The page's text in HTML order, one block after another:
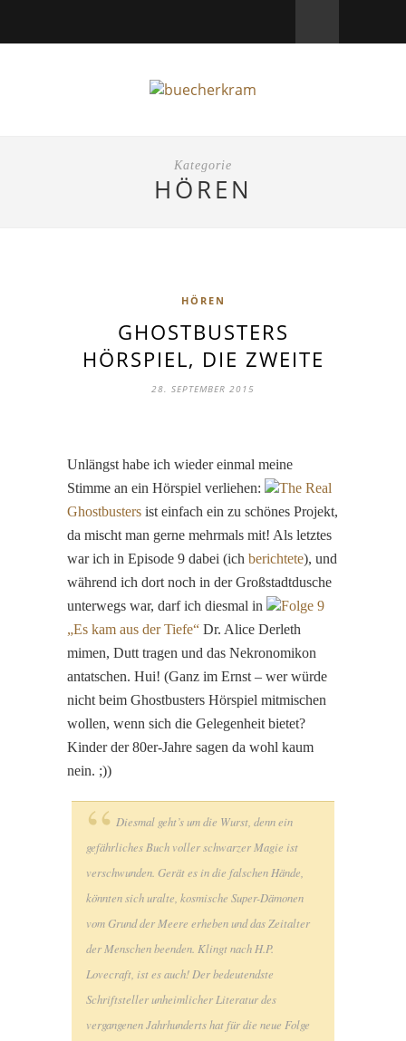
Kategorie
HÖREN
HÖREN
GHOSTBUSTERS
HÖRSPIEL, DIE ZWEITE
28. SEPTEMBER 2015
Unlängst habe ich wieder einmal meine
Stimme an ein Hörspiel verliehen:
The Real
Ghostbusters ist einfach ein zu schönes Projekt,
da mischt man gerne mehrmals mit! Als letztes
war ich in Episode 9 dabei (ich berichtete), und
während ich dort noch in der Großstadtdusche
unterwegs war, darf ich diesmal in
Folge 9
„Es kam aus der Tiefe“ Dr. Alice Derleth
mimen, Dutt tragen und das Nekronomikon
antatschen. Hui! (Ganz im Ernst – wer würde
nicht beim Ghostbusters Hörspiel mitmischen
wollen, wenn sich die Gelegenheit bietet?
Kinder der 80er-Jahre sagen da wohl kaum
nein. ;))
Diesmal geht’s um die Wurst, denn ein
gefährliches Buch voller schwarzer Magie ist
verschwunden. Gerät es in die falschen Hände,
könnten sich uralte, kosmische Super-Dämonen
vom Grund der Meere erheben und das Zeitalter
der Menschen beenden. Klingt nach H.P.
Lovecraft, ist es auch! Der bedeutendste
Schriftsteller unheimlicher Literatur des
vergangenen Jahrhunderts hat für die neue Folge